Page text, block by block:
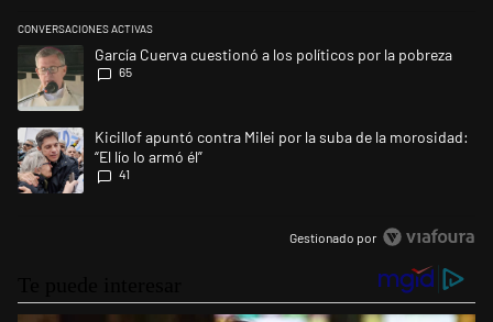
CONVERSACIONES ACTIVAS
Este listado muestra los artículos con más comentarios en los últimos
Un artículo de tendencia con el título "García Cuerva cuestionó a los
García Cuerva cuestionó a los políticos por la pobreza
65
Un artículo de tendencia con el título "Kicillof apuntó contra Milei por
Kicillof apuntó contra Milei por la suba de la morosidad:
“El lío lo armó él”
41
Gestionado por